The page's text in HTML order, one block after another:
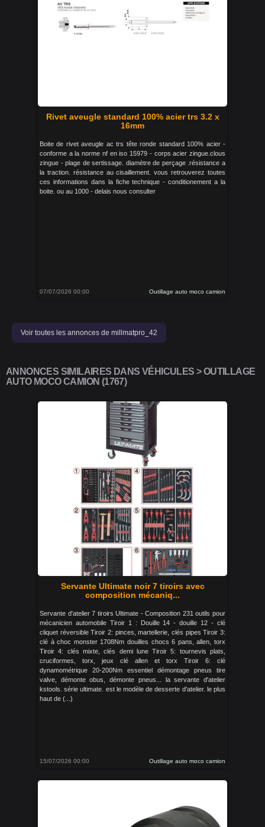
Rivet aveugle standard 100% acier trs 3.2 x
16mm
Boite de rivet aveugle ac trs tête ronde standard 100% acier -
conforme a la norme nf en iso 15979 - corps acier zingue.clous
zingue - plage de sertissage. diamètre de perçage .résistance a
la traction. résistance au cisaillement. vous retrouverez toutes
ces informations dans la fiche technique - conditionement a la
boite. ou au 1000 - delais nous consulter
07/07/2026 00:00 Outillage auto moco camion
Voir toutes les annonces de millmatpro_42
ANNONCES SIMILAIRES DANS VÉHICULES > OUTILLAGE
AUTO MOCO CAMION (1767)
Servante Ultimate noir 7 tiroirs avec
composition mécaniq...
Servante d'atelier 7 tiroirs Ultimate - Composition 231 outils pour
mécanicien automobile Tiroir 1 : Douille 14 - douille 12 - clé
cliquet réversible Tiroir 2: pinces, martellerie, clés pipes Tiroir 3:
clé à choc monster 1708Nm douilles chocs 6 pans, allen, torx
Tiroir 4: clés mixte, clés demi lune Tiroir 5: tournevis plats,
cruciformes, torx, jeux clé allen et torx Tiroir 6: clé
dynamométrique 20-200Nm essentiel démontage pneus tire
valve, démonte obus, démonte pneus... la servante d'atelier
kstools. série ultimate. est le modèle de desserte d'atelier. le plus
haut de (...)
15/07/2026 00:00 Outillage auto moco camion